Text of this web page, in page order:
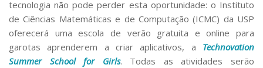
tecnologia não pode perder esta oportunidade: o Instituto
de Ciências Matemáticas e de Computação (ICMC) da USP
oferecerá uma escola de verão gratuita e online para
garotas aprenderem a criar aplicativos, a Technovation
Summer School for Girls. Todas as atividades serão